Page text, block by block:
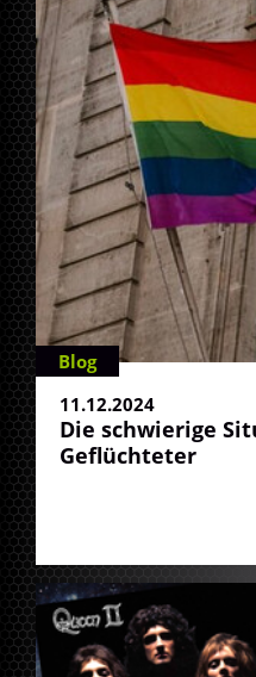
Blog
11.12.2024
Die schwierige
Geflüchteter